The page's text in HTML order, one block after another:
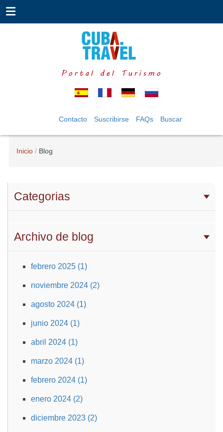
Portal del Turismo
Contacto Suscribirse FAQs Buscar
Inicio Blog
Categorias
Archivo de blog
febrero 2025 (1)
noviembre 2024 (2)
agosto 2024 (1)
junio 2024 (1)
abril 2024 (1)
marzo 2024 (1)
febrero 2024 (1)
enero 2024 (2)
diciembre 2023 (2)